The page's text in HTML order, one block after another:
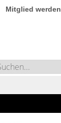
Mitglied werden